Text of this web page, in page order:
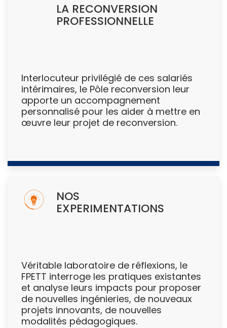
LA RECONVERSION
PROFESSIONNELLE
Interlocuteur privilégié de ces salariés
intérimaires, le Pôle reconversion leur
apporte un accompagnement
personnalisé pour les aider à mettre en
œuvre leur projet de reconversion.
NOS
EXPERIMENTATIONS
Véritable laboratoire de réflexions, le
FPETT interroge les pratiques existantes
et analyse leurs impacts pour proposer
de nouvelles ingénieries, de nouveaux
projets innovants, de nouvelles
modalités pédagogiques.